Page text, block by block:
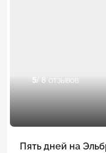
5/ 8 отзывов
Пять дней на